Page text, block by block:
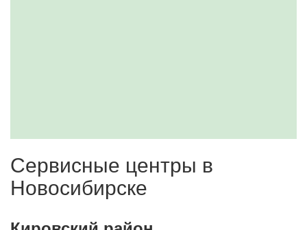
Сервисные центры в
Новосибирске